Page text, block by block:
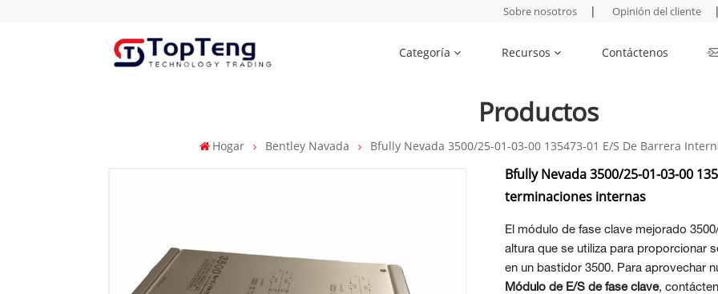
Sobre nosotros | Opinión del cliente
Categoría Recursos Contáctenos
Productos
Hogar Bentley Navada Bfully Nevada 3500/25-01-03-00 135473-01 E/S De Barrera
Bfully Nevada 3500/25-01-03-00
terminaciones internas
El módulo de fase clave mejorado
altura que se utiliza para proporcionar
en un bastidor 3500. Para aprovechar
Módulo de E/S de fase clave,